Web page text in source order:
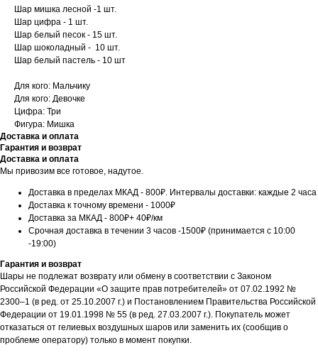
Шар мишка лесной -1 шт.
Шар цифра - 1 шт.
Шар белый песок - 15 шт.
Шар шоколадный - 10 шт.
Шар белый пастель - 10 шт
Для кого: Мальчику
Для кого: Девочке
Цифра: Три
Фигура: Мишка
Доставка и оплата
Гарантия и возврат
Доставка и оплата
Мы привозим все готовое, надутое.
Доставка в пределах МКАД - 800₽. Интервалы доставки: каждые 2 часа
Доставка к точному времени - 1000₽
Доставка за МКАД - 800₽+ 40₽/км
Срочная доставка в течении 3 часов -1500₽ (принимается с 10:00
-19:00)
Гарантия и возврат
Шары не подлежат возврату или обмену в соответствии с Законом
Российской Федерации «О защите прав потребителей» от 07.02.1992 №
2300–1 (в ред. от 25.10.2007 г.) и Постановлением Правительства Российской
Федерации от 19.01.1998 № 55 (в ред. 27.03.2007 г.). Покупатель может
отказаться от гелиевых воздушных шаров или заменить их (сообщив о
проблеме оператору) только в момент покупки.